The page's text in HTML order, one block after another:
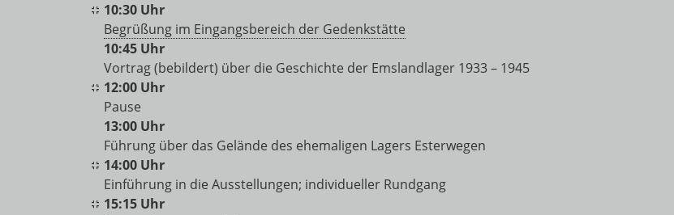
10:30 Uhr
Begrüßung im Eingangsbereich der Gedenkstätte
10:45 Uhr
Vortrag (bebildert) über die Geschichte der Emslandlager 1933 – 1945
12:00 Uhr
Pause
13:00 Uhr
Führung über das Gelände des ehemaligen Lagers Esterwegen
14:00 Uhr
Einführung in die Ausstellungen; individueller Rundgang
15:15 Uhr